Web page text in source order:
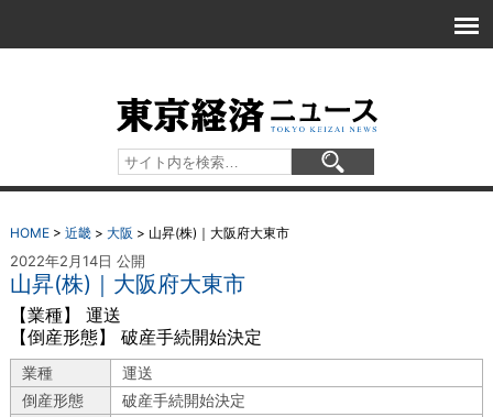
HOME> 近畿> 大阪 > 山昇(株)｜大阪府大東市
2022年2月14日 公開
山昇(株)｜大阪府大東市
【業種】 運送
【倒産形態】 破産手続開始決定
業種
運送
倒産形態
破産手続開始決定